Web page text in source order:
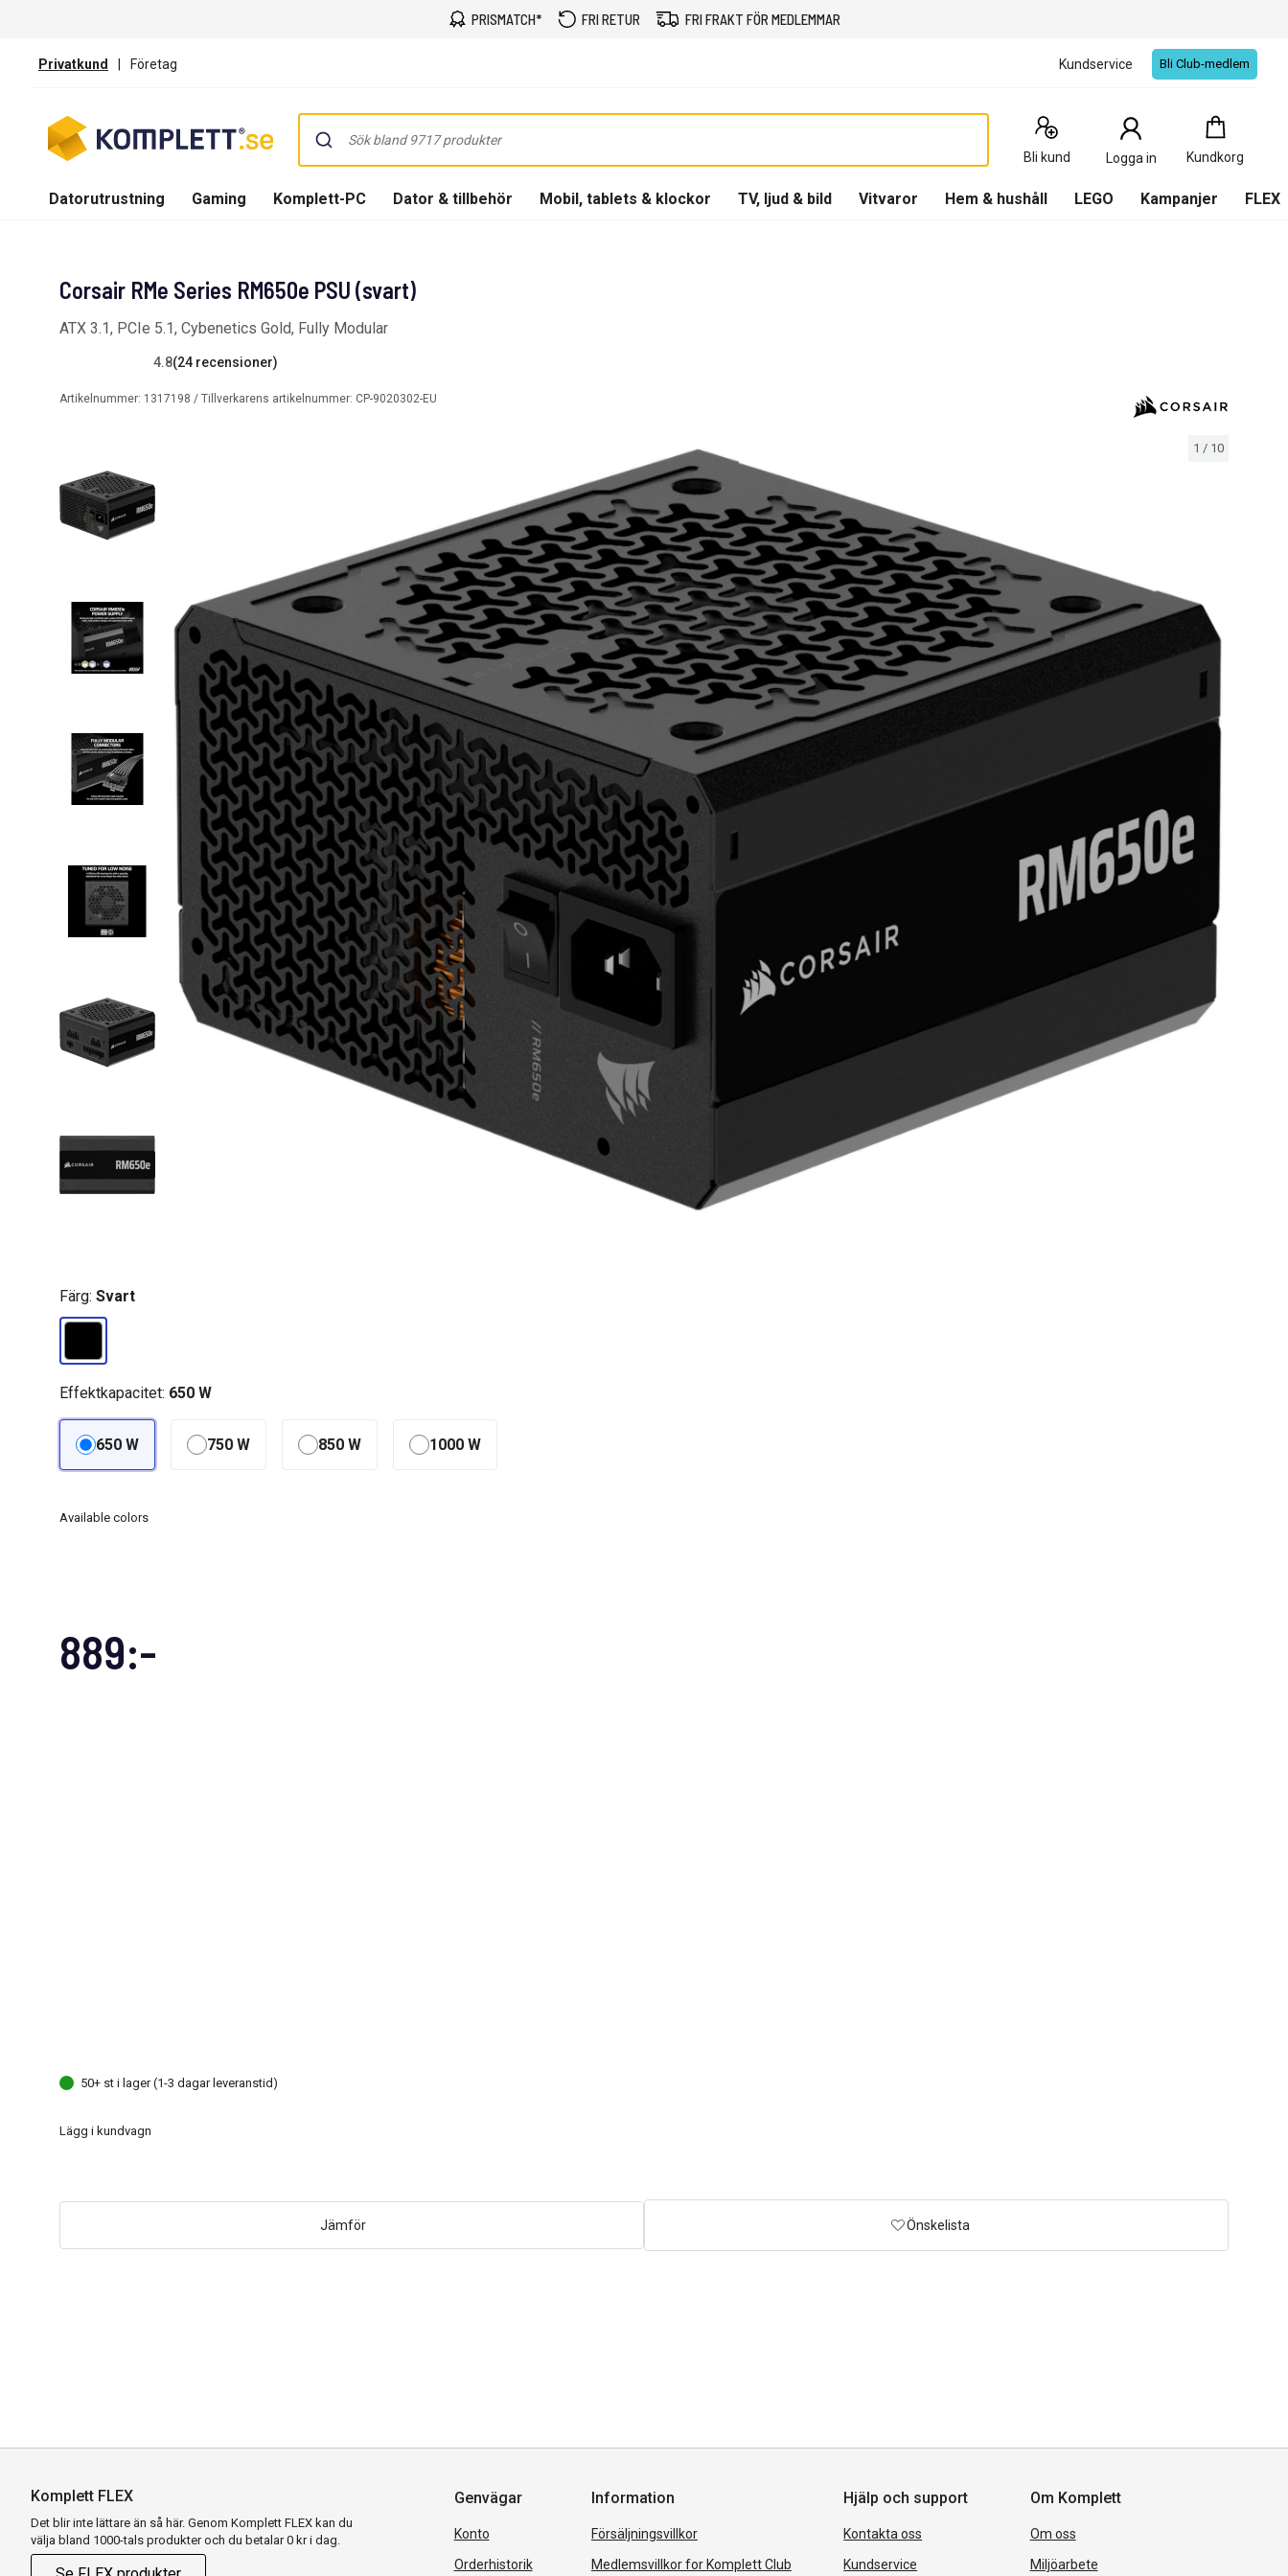
PRISMATCH* FRI RETUR FRI FRAKT FÖR MEDLEMMAR
Privatkund | Företag Kundservice Bli Club-medlem
Bli kund Logga in Kundkorg
Kundkorg
0
Produkter
Datorutrustning Gaming Komplett-PC Dator & tillbehör Mobil, tablets & klockor TV, ljud & bild Vitvaror Hem & hushåll LEGO Kampanjer FLEX
1 / 10
Corsair RMe Series RM650e PSU (svart)
ATX 3.1, PCIe 5.1, Cybenetics Gold, Fully Modular
4.8(24 recensioner)
Artikelnummer: 1317198 / Tillverkarens artikelnummer: CP-9020302-EU
889:-
Färg: Svart
Effektkapacitet: 650 W
650 W 750 W 850 W 1000 W
Available colors
50+ st i lager (1-3 dagar leveranstid)
Lägg i kundvagn
Jämför Önskelista
Komplett FLEX
Det blir inte lättare än så här. Genom Komplett FLEX kan du
välja bland 1000-tals produkter och du betalar 0 kr i dag.
Genvägar
Konto
Orderhistorik
Information
Försäljningsvillkor
Medlemsvillkor for Komplett Club
Hjälp och support
Kontakta oss
Kundservice
Om Komplett
Om oss
Miljöarbete